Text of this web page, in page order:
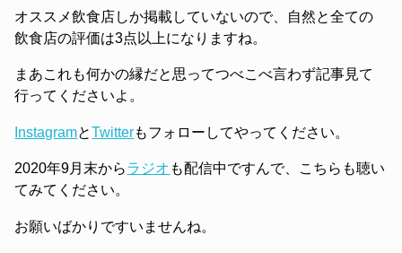
オススメ飲食店しか掲載していないので、自然と全ての
飲食店の評価は3点以上になりますね。
まあこれも何かの縁だと思ってつべこべ言わず記事見て
行ってくださいよ。
InstagramとTwitterもフォローしてやってください。
2020年9月末からラジオ も配信中ですんで、こちらも聴い
てみてください。
お願いばかりですいませんね。